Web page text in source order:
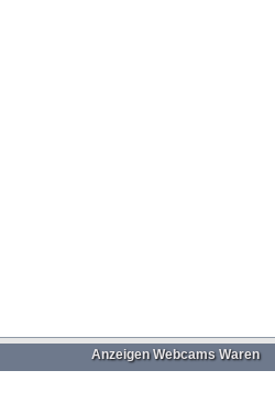
Anzeigen Webcams Waren